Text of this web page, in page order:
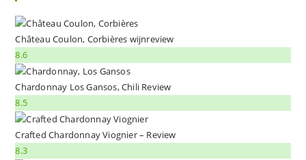
Château Coulon, Corbières wijnreview
8.6
Chardonnay Los Gansos, Chili Review
8.5
Crafted Chardonnay Viognier – Review
8.3